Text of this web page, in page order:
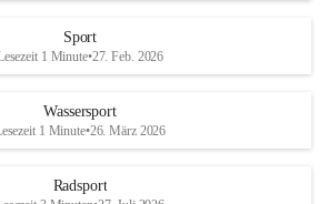
Nr. 18
Sport
1 Minute•27. Feb. 2026
Wassersport
1 Minute•26. März 2026
Radsport